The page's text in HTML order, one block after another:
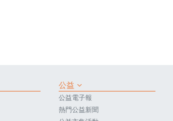
公益
公益電子報
熱門公益新聞